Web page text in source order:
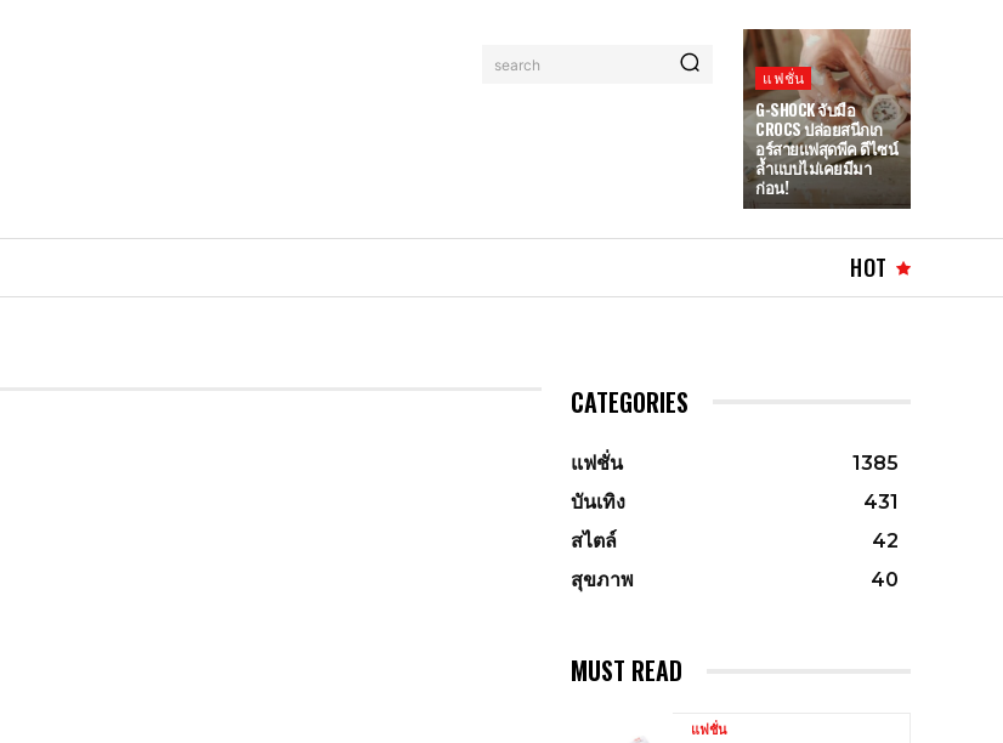
search
แฟชั่น
G-SHOCK จับมือ
CROCS ปล่อยสนีกเก
อร์สายแฟสุดพีค ดีไซน์
ล้ำแบบไม่เคยมีมา
ก่อน!
HOT
CATEGORIES
แฟชั่น
1385
บันเทิง
431
สไตล์
42
สุขภาพ
40
MUST READ
แฟชั่น